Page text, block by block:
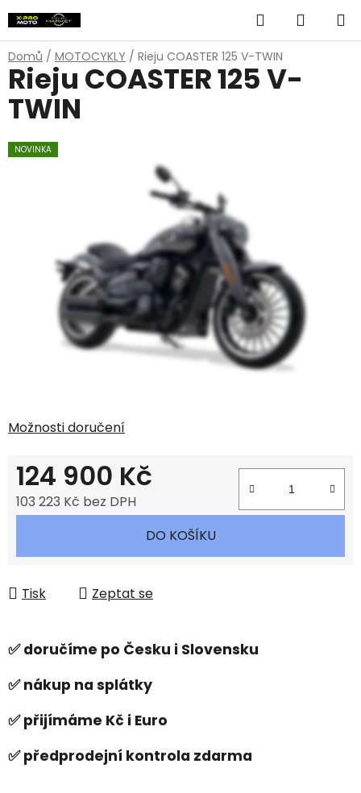
na
obsah
Hledat
KOŠÍK
Domů / MOTOCYKLY / Rieju COASTER 125 V-TWIN
Možnosti doručení
124 900 Kč
103 223 Kč bez DPH
DO KOŠÍKU
Tisk Zeptat se
Rieju COASTER 125 V-
TWIN
NOVINKA
✅ doručíme po Česku i Slovensku
✅ nákup na splátky
✅ přijímáme Kč i Euro
✅ předprodejní kontrola zdarma